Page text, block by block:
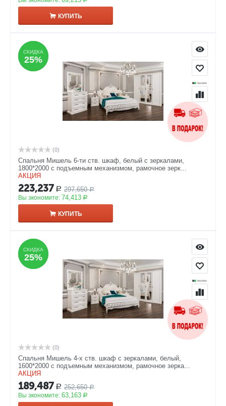
КУПИТЬ
СКИДКА
25%
СКИДКА
25%
(0)
Спальня Мишель 6-ти ств. шкаф, белый с зеркалами,
1800*2000 с подъемным механизмом, рамочное зерк...
АКЦИЯ
223,237 Р 297,650 Р
Вы экономите: 74,413 Р
КУПИТЬ
СКИДКА
25%
СКИДКА
25%
(0)
Спальня Мишель 4-х ств. шкаф с зеркалами, белый,
1600*2000 с подъемным механизмом, рамочное зерка...
АКЦИЯ
189,487 Р 252,650 Р
Вы экономите: 63,163 Р